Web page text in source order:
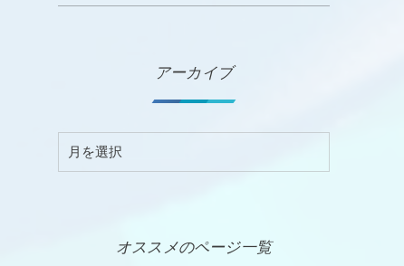
アーカイブ
オススメのページ一覧